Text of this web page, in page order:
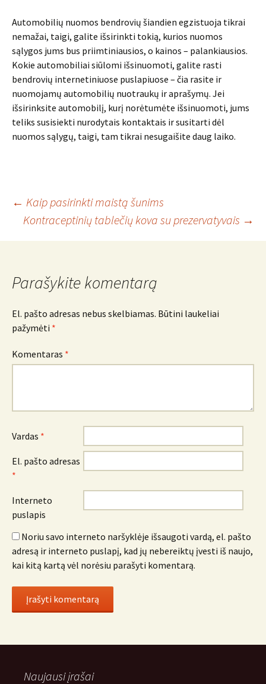
Automobilių nuomos bendrovių šiandien egzistuoja tikrai
nemažai, taigi, galite išsirinkti tokią, kurios nuomos
sąlygos jums bus priimtiniausios, o kainos – palankiausios.
Kokie automobiliai siūlomi išsinuomoti, galite rasti
bendrovių internetiniuose puslapiuose – čia rasite ir
nuomojamų automobilių nuotraukų ir aprašymų. Jei
išsirinksite automobilį, kurį norėtumėte išsinuomoti, jums
teliks susisiekti nurodytais kontaktais ir susitarti dėl
nuomos sąlygų, taigi, tam tikrai nesugaišite daug laiko.
Įrašo
navigacija
← Kaip pasirinkti maistą šunims
Kontraceptinių tablečių kova su prezervatyvais →
Parašykite komentarą
El. pašto adresas nebus skelbiamas. Būtini laukeliai
pažymėti *
Komentaras *
Vardas *
El. pašto adresas
*
Interneto
puslapis
Noriu savo interneto naršyklėje išsaugoti vardą, el. pašto
adresą ir interneto puslapį, kad jų nebereiktų įvesti iš naujo,
kai kitą kartą vėl norėsiu parašyti komentarą.
Naujausi įrašai